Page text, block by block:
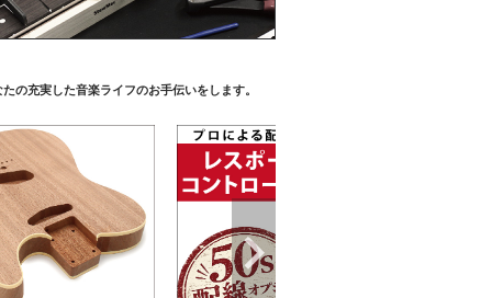
の充実した音楽ライフのお手伝いをします。